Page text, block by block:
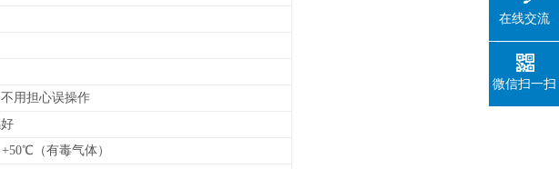
用担心误操作
（有毒气体）
在线交流
微信扫一扫